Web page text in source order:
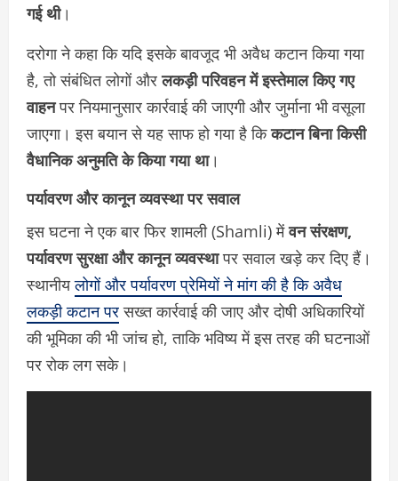
गई थी।
दरोगा ने कहा कि यदि इसके बावजूद भी अवैध कटान किया गया
है, तो संबंधित लोगों औरलकड़ी परिवहन में इस्तेमाल किए गए
वाहनपर नियमानुसार कार्रवाई की जाएगी और जुर्माना भी वसूला
जाएगा। इस बयान से यह साफ हो गया है किकटान बिना किसी
वैधानिक अनुमति के किया गया था।
पर्यावरण और कानून व्यवस्था पर सवाल
इस घटना ने एक बार फिर शामली (Shamli) मेंवन संरक्षण,
पर्यावरण सुरक्षा और कानून व्यवस्थापर सवाल खड़े कर दिए हैं।
स्थानीयलोगों और पर्यावरण प्रेमियों ने मांग की है कि अवैध
लकड़ी कटान परसख्त कार्रवाई की जाए और दोषी अधिकारियों
की भूमिका की भी जांच हो, ताकि भविष्य में इस तरह की घटनाओं
पर रोक लग सके।